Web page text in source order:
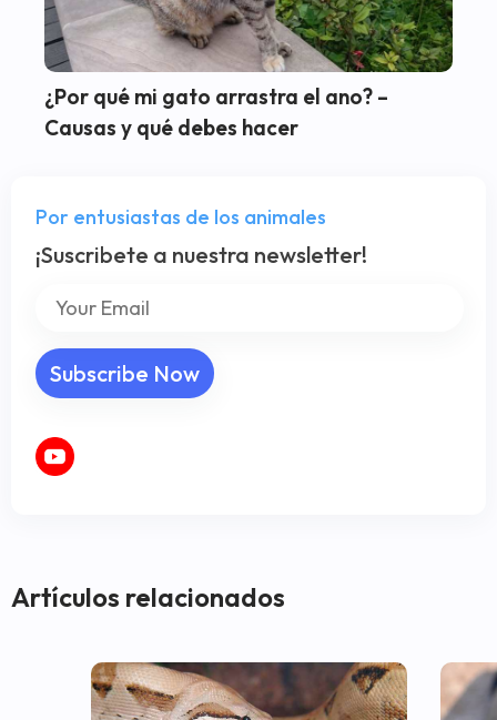
¿Por qué mi gato arrastra el ano? –
Causas y qué debes hacer
Por entusiastas de los animales
¡Suscribete a nuestra newsletter!
Artículos relacionados